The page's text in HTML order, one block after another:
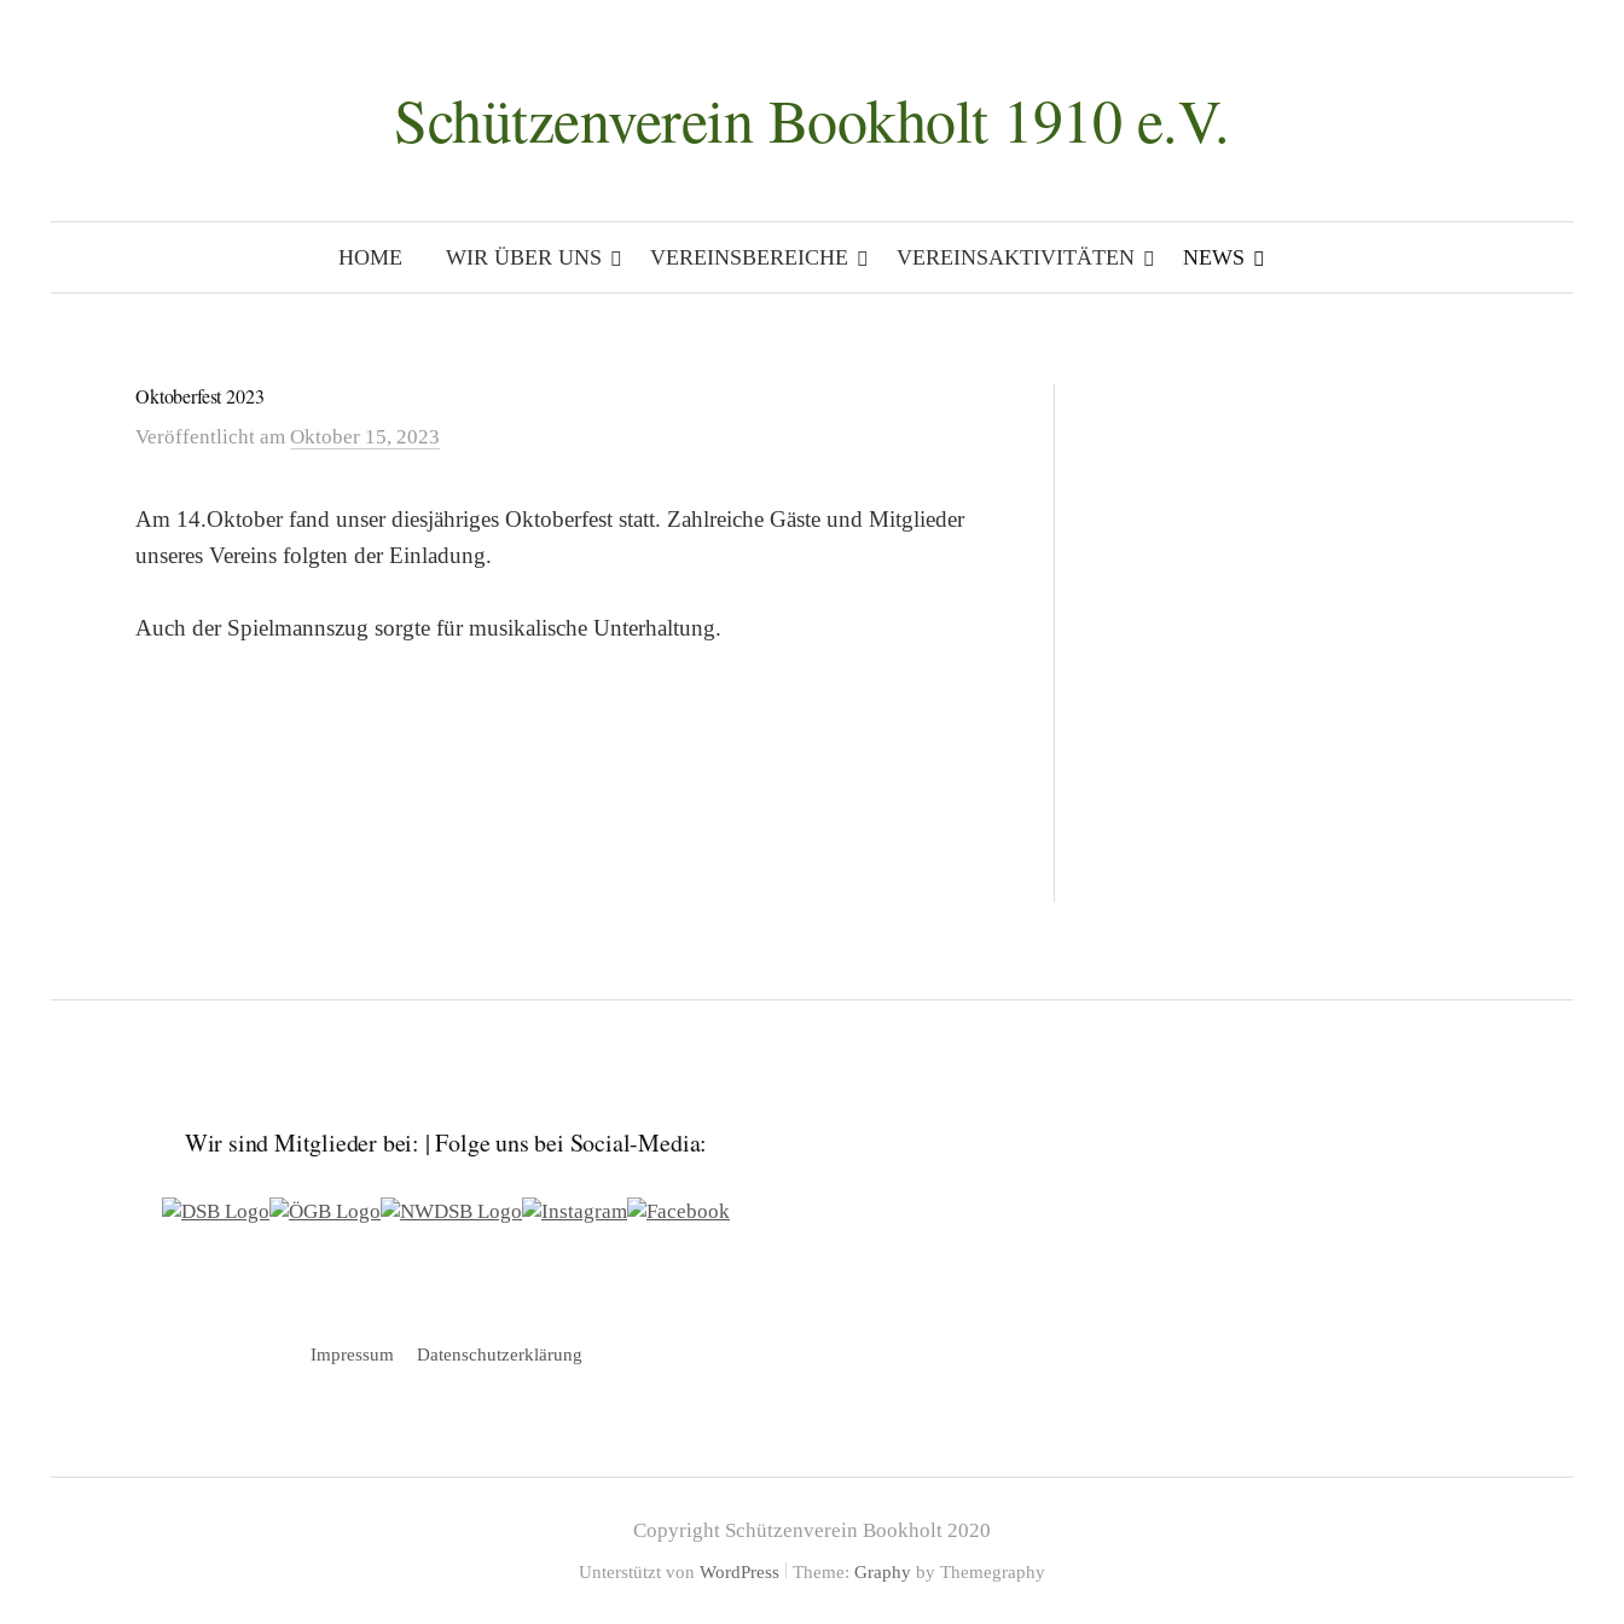
Schützenverein Bookholt 1910 e.V.
HOME WIR ÜBER UNS VEREINSBEREICHE VEREINSAKTIVITÄTEN NEWS
Oktoberfest 2023
Veröffentlicht am Oktober 15, 2023
Am 14.Oktober fand unser diesjähriges Oktoberfest statt. Zahlreiche Gäste und Mitglieder
unseres Vereins folgten der Einladung.
Auch der Spielmannszug sorgte für musikalische Unterhaltung.
Wir sind Mitglieder bei: | Folge uns bei Social-Media:
Impressum Datenschutzerklärung
Copyright Schützenverein Bookholt 2020
Unterstützt von WordPress | Theme: Graphy by Themegraphy